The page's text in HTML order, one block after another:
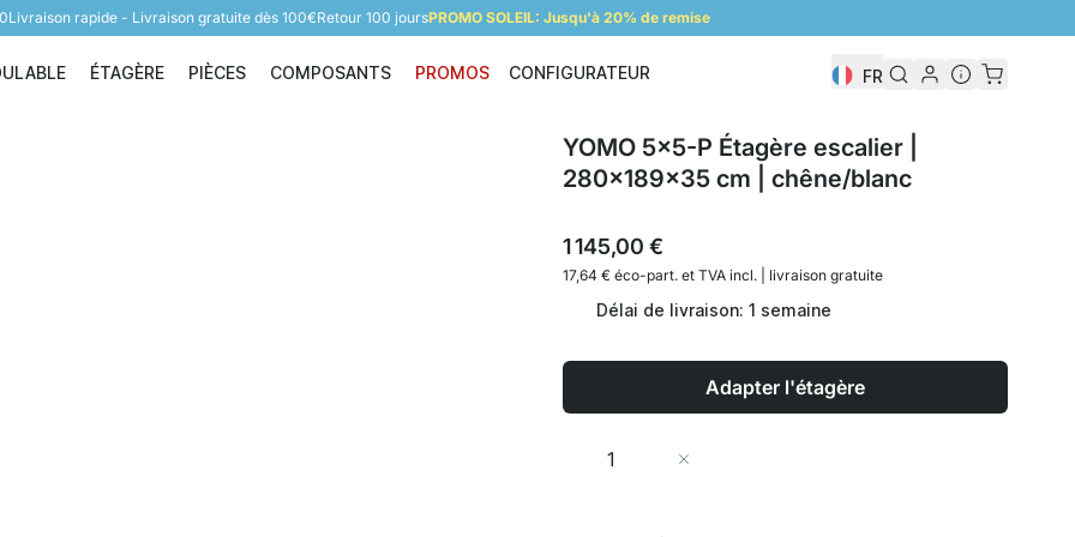
Livraison rapide - Livraison gratuite dès 100€Retour 100 joursPROMO SOLEIL: Jusqu'à 20% de remise
Étagère modulable
ÉTAGÈRE
Étagère
PIÈCES
Pièces
COMPOSANTS
Composants
PROMOS CONFIGURATEUR FR
YOMO 5x5-P Étagère escalier |
280x189x35 cm | chêne/blanc
1 145,00 €
17,64 € éco-part. etTVA incl. | livraison gratuite
Délai de livraison: 1 semaine
Adapter l'étagère
Quantité